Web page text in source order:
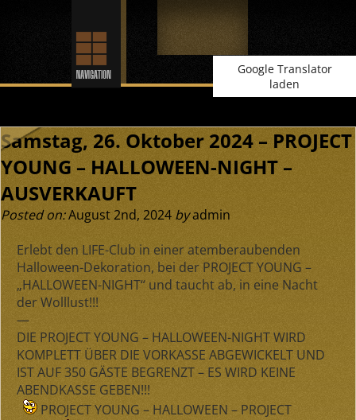
Google Translator
laden
Samstag, 26. Oktober 2024 – PROJECT
YOUNG – HALLOWEEN-NIGHT –
AUSVERKAUFT
Posted on:August 2nd, 2024 byadmin
Erlebt den LIFE-Club in einer atemberaubenden
Halloween-Dekoration, bei der PROJECT YOUNG –
„HALLOWEEN-NIGHT“ und taucht ab, in eine Nacht
der Wolllust!!!
—
DIE PROJECT YOUNG – HALLOWEEN-NIGHT WIRD
KOMPLETT ÜBER DIE VORKASSE ABGEWICKELT UND
IST AUF 350 GÄSTE BEGRENZT – ES WIRD KEINE
ABENDKASSE GEBEN!!!
PROJECT YOUNG – HALLOWEEN – PROJECT